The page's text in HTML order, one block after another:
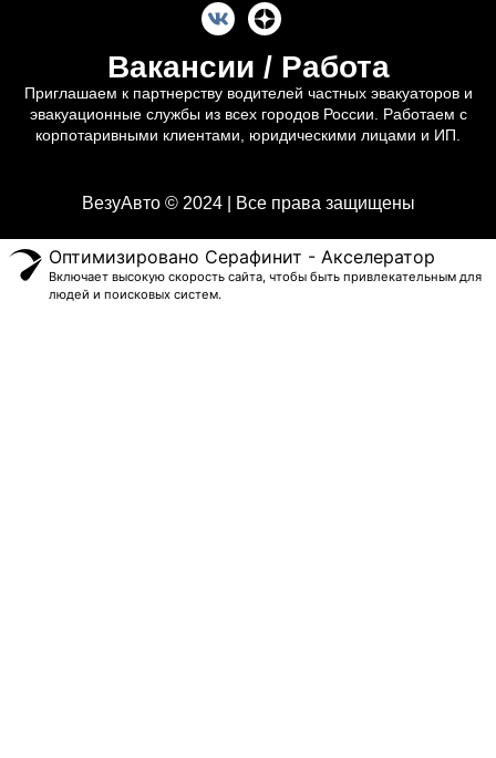
Вакансии / Работа
Приглашаем к партнерству водителей частных эвакуаторов и
эвакуационные службы из всех городов России. Работаем с
корпотаривными клиентами, юридическими лицами и ИП.
ВезуАвто © 2024 | Все права защищены
Оптимизировано Серафинит - Акселератор
Включает высокую скорость сайта, чтобы быть привлекательным для
людей и поисковых систем.